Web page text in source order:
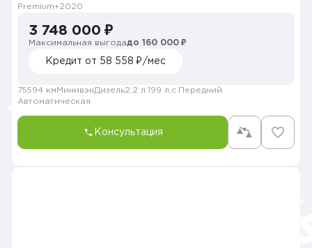
Premium+2020
3 748 000 ₽
Максимальная выгодадо 160 000 ₽
Кредит от 58 558 ₽/мес
75594 км МинивэнДизель2.2 л. 199 л.с. Передний
Автоматическая
Консультация